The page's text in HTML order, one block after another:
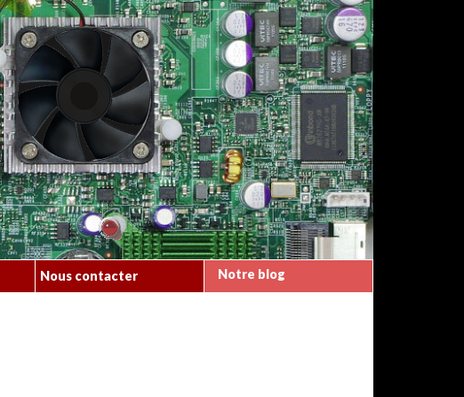
Nous contacter Notre blog